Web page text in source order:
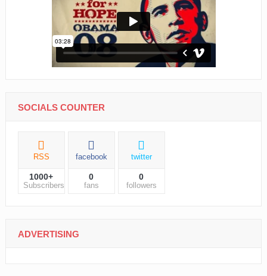
SOCIALS COUNTER
RSS
1000+
Subscribers
facebook
0
fans
twitter
0
followers
ADVERTISING